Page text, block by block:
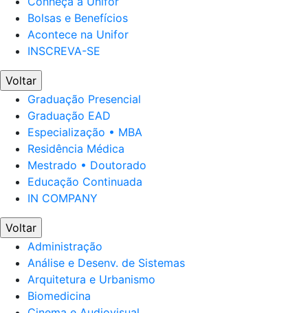
Bolsas e Benefícios
Acontece na Unifor
INSCREVA-SE
Voltar
Graduação Presencial
Graduação EAD
Especialização • MBA
Residência Médica
Mestrado • Doutorado
Educação Continuada
IN COMPANY
Voltar
Administração
Análise e Desenv. de Sistemas
Arquitetura e Urbanismo
Biomedicina